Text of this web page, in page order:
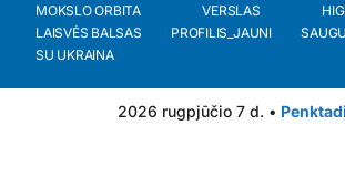
MOKSLO ORBITA
VERSLAS
LAISVĖS BALSAS
PROFILIS_JAUNI
SU UKRAINA
2026 rugpjūčio 7 d. •